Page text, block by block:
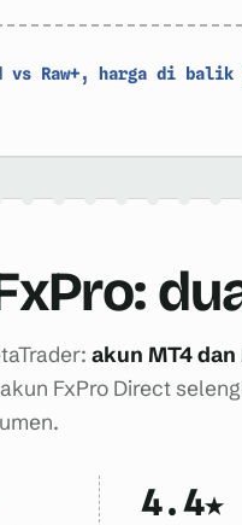
vs Raw+, harga di
akun MT4
FxPro Direct
4.4★